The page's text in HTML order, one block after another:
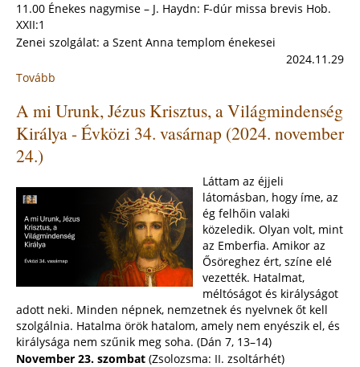
11.00 Énekes nagymise – J. Haydn: F-dúr missa brevis Hob.
XXII:1
Zenei szolgálat: a Szent Anna templom énekesei
2024.11.29
Tovább
lesznek
Napban,
és
csillagokban."
-
vasárnapja
(2024.
december
1.)
A mi Urunk, Jézus Krisztus, a Világmindenség
Királya - Évközi 34. vasárnap (2024. november
24.)
Láttam az éjjeli
látomásban, hogy íme, az
ég felhőin valaki
közeledik. Olyan volt, mint
az Emberfia. Amikor az
Ősöreghez ért, színe elé
vezették. Hatalmat,
méltóságot és királyságot
adott neki. Minden népnek, nemzetnek és nyelvnek őt kell
szolgálnia. Hatalma örök hatalom, amely nem enyészik el, és
királysága nem szűnik meg soha. (Dán 7, 13–14)
November 23. szombat (Zsolozsma: II. zsoltárhét)